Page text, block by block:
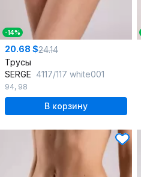
-14%
20.68 $24.14
Трусы
SERGE 4117/117 white001
94, 98
В корзину